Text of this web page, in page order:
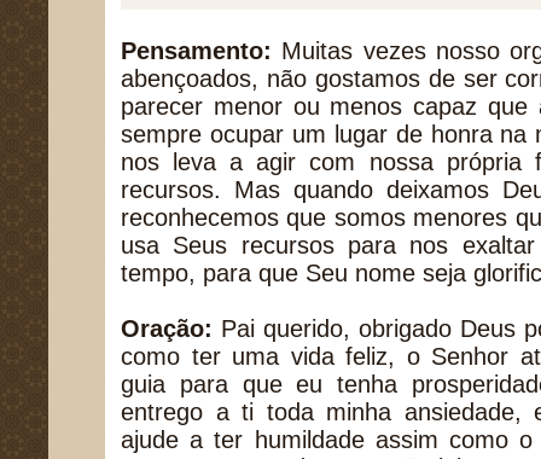
Pensamento: Muitas vezes nosso
abençoados, não gostamos de ser
parecer menor ou menos capaz que
sempre ocupar um lugar de honra na
nos leva a agir com nossa própria
recursos. Mas quando deixamos
reconhecemos que somos menores
usa Seus recursos para nos
tempo, para que Seu nome seja
Oração: Pai querido, obrigado Deus
como ter uma vida feliz, o Senhor
guia para que eu tenha
entrego a ti toda minha ansiedade,
ajude a ter humildade assim como